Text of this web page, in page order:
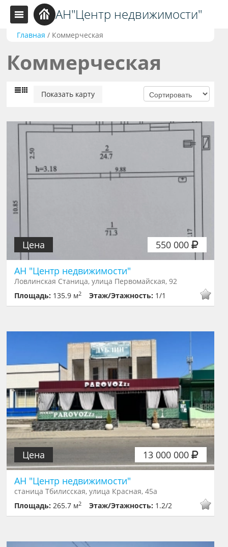
АН"Центр недвижимости"
Главная / Коммерческая
Коммерческая
Показать карту
550 000
Цена
АН "Центр недвижимости"
Ловлинская Станица, улица Первомайская, 92
Площадь: 135.9 м2 Этаж/Этажность: 1/1
13 000 000
Цена
АН "Центр недвижимости"
станица Тбилисская, улица Красная, 45а
Площадь:265.7 м2 Этаж/Этажность: 1.2/2